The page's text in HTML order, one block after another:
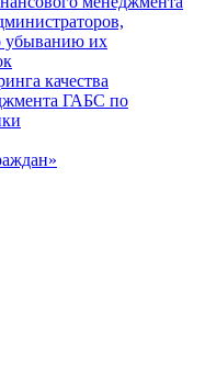
убыванию их
качества
ГАБС по